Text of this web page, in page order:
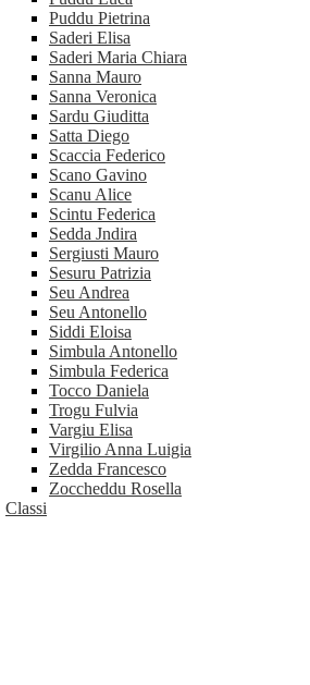
Puddu Pietrina
Saderi Elisa
Saderi Maria Chiara
Sanna Mauro
Sanna Veronica
Sardu Giuditta
Satta Diego
Scaccia Federico
Scano Gavino
Scanu Alice
Scintu Federica
Sedda Jndira
Sergiusti Mauro
Sesuru Patrizia
Seu Andrea
Seu Antonello
Siddi Eloisa
Simbula Antonello
Simbula Federica
Tocco Daniela
Trogu Fulvia
Vargiu Elisa
Virgilio Anna Luigia
Zedda Francesco
Zoccheddu Rosella
Classi